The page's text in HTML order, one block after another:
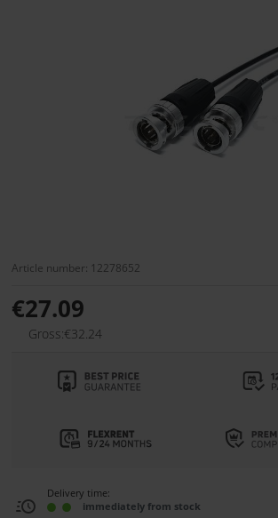
Article number: 12278652
€27.09
Gross:€32.24
Delivery time:
immediately from stock